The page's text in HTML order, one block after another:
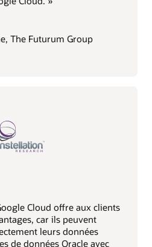
The Futurum Group
Cloud offre aux clients
car ils peuvent
leurs données
de données Oracle avec